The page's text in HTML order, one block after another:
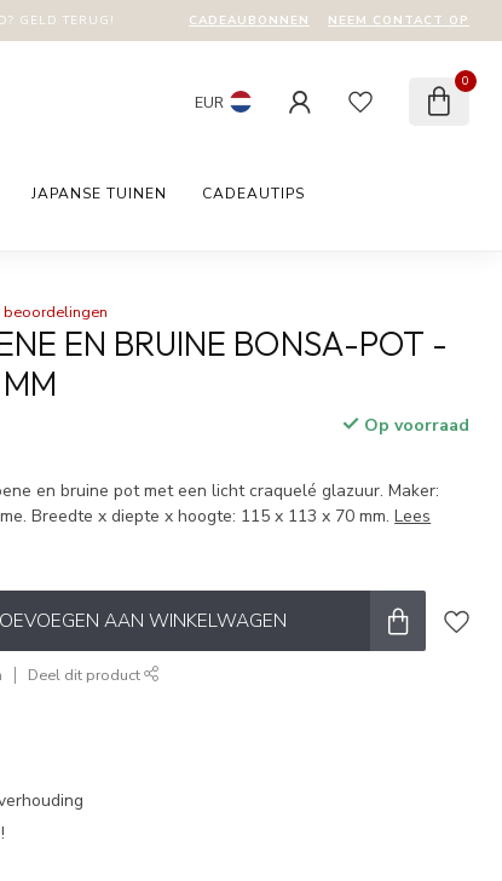
GELD TERUG! CADEAUBONNEN NEEM CONTACT OP
EUR
0
JAPANSE TUINEN CADEAUTIPS
beoordelingen
EN BRUINE BONSA-POT -
Op voorraad
en bruine pot met een licht craquelé glazuur. Maker:
Breedte x diepte x hoogte: 115 x 113 x 70 mm.Lees
AAN WINKELWAGEN
Deel dit product